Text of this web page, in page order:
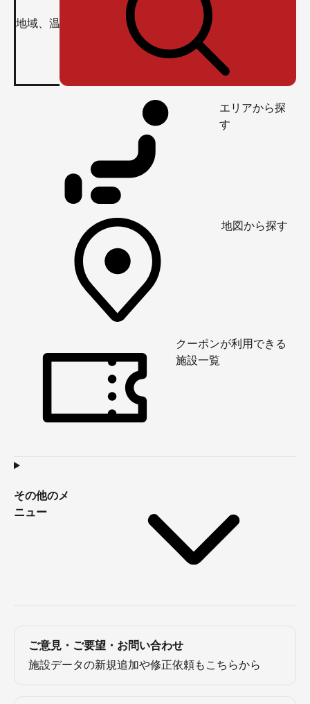
エリアから探
す
地図から探す
クーポンが利用できる
施設一覧
その他のメ
ニュー
ご意見・ご要望・お問い合わせ
施設データの新規追加や修正依頼もこちらから